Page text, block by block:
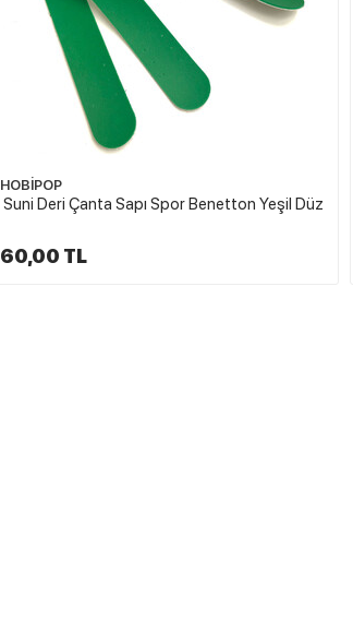
HOBİPOP
Suni Deri Çanta Sapı Spor Benetton Yeşil Düz
60,00 TL